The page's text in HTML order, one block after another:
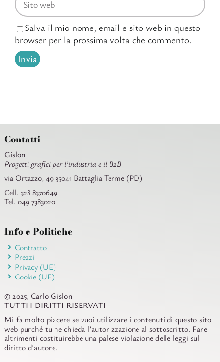
Salva il mio nome, email e sito web in questo
browser per la prossima volta che commento.
Contatti
Gislon
Progetti grafici per l’industria e il B2B
via Ortazzo, 49 35041 Battaglia Terme (PD)
Cell. 328 8370649
Tel. 049 7383020
Info e Politiche
Contratto
Prezzi
Privacy (UE)
Cookie (UE)
© 2025, Carlo Gislon
TUTTI I DIRITTI RISERVATI
Mi fa molto piacere se vuoi utilizzare i contenuti di questo sito
web purché tu ne chieda l’autorizzazione al sottoscritto. Fare
altrimenti costituirebbe una palese violazione delle leggi sul
diritto d’autore.